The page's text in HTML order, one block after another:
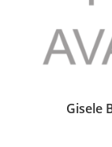
Gisele